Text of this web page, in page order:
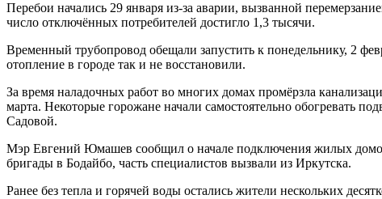
Перебои начались 29 января из-за аварии, вызванной
число отключённых потребителей достигло 1,3 тысячи.
Временный трубопровод обещали запустить к понедельнику, 2
отопление в городе так и не восстановили.
За время наладочных работ во многих домах промёрзла
марта. Некоторые горожане начали самостоятельно обогревать
Садовой.
Мэр Евгений Юмашев сообщил о начале подключения жилых
бригады в Бодайбо, часть специалистов вызвали из Иркутска.
Ранее без тепла и горячей воды остались жители нескольких